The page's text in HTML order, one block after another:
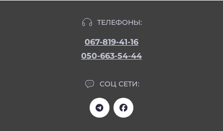
ТЕЛЕФОНЫ:
067-819-41-16
050-663-54-44
СОЦ СЕТИ: